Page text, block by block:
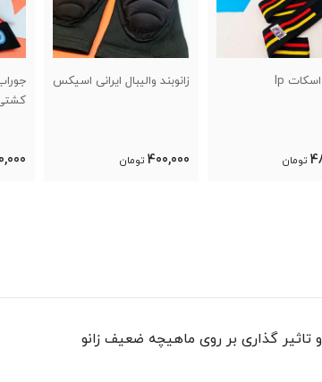
والیبال ایرانی اسیکس
جوراب ورزشی حوله ای
130,000
گذاری بر روی ماهیچه‌ ضعیف زانو